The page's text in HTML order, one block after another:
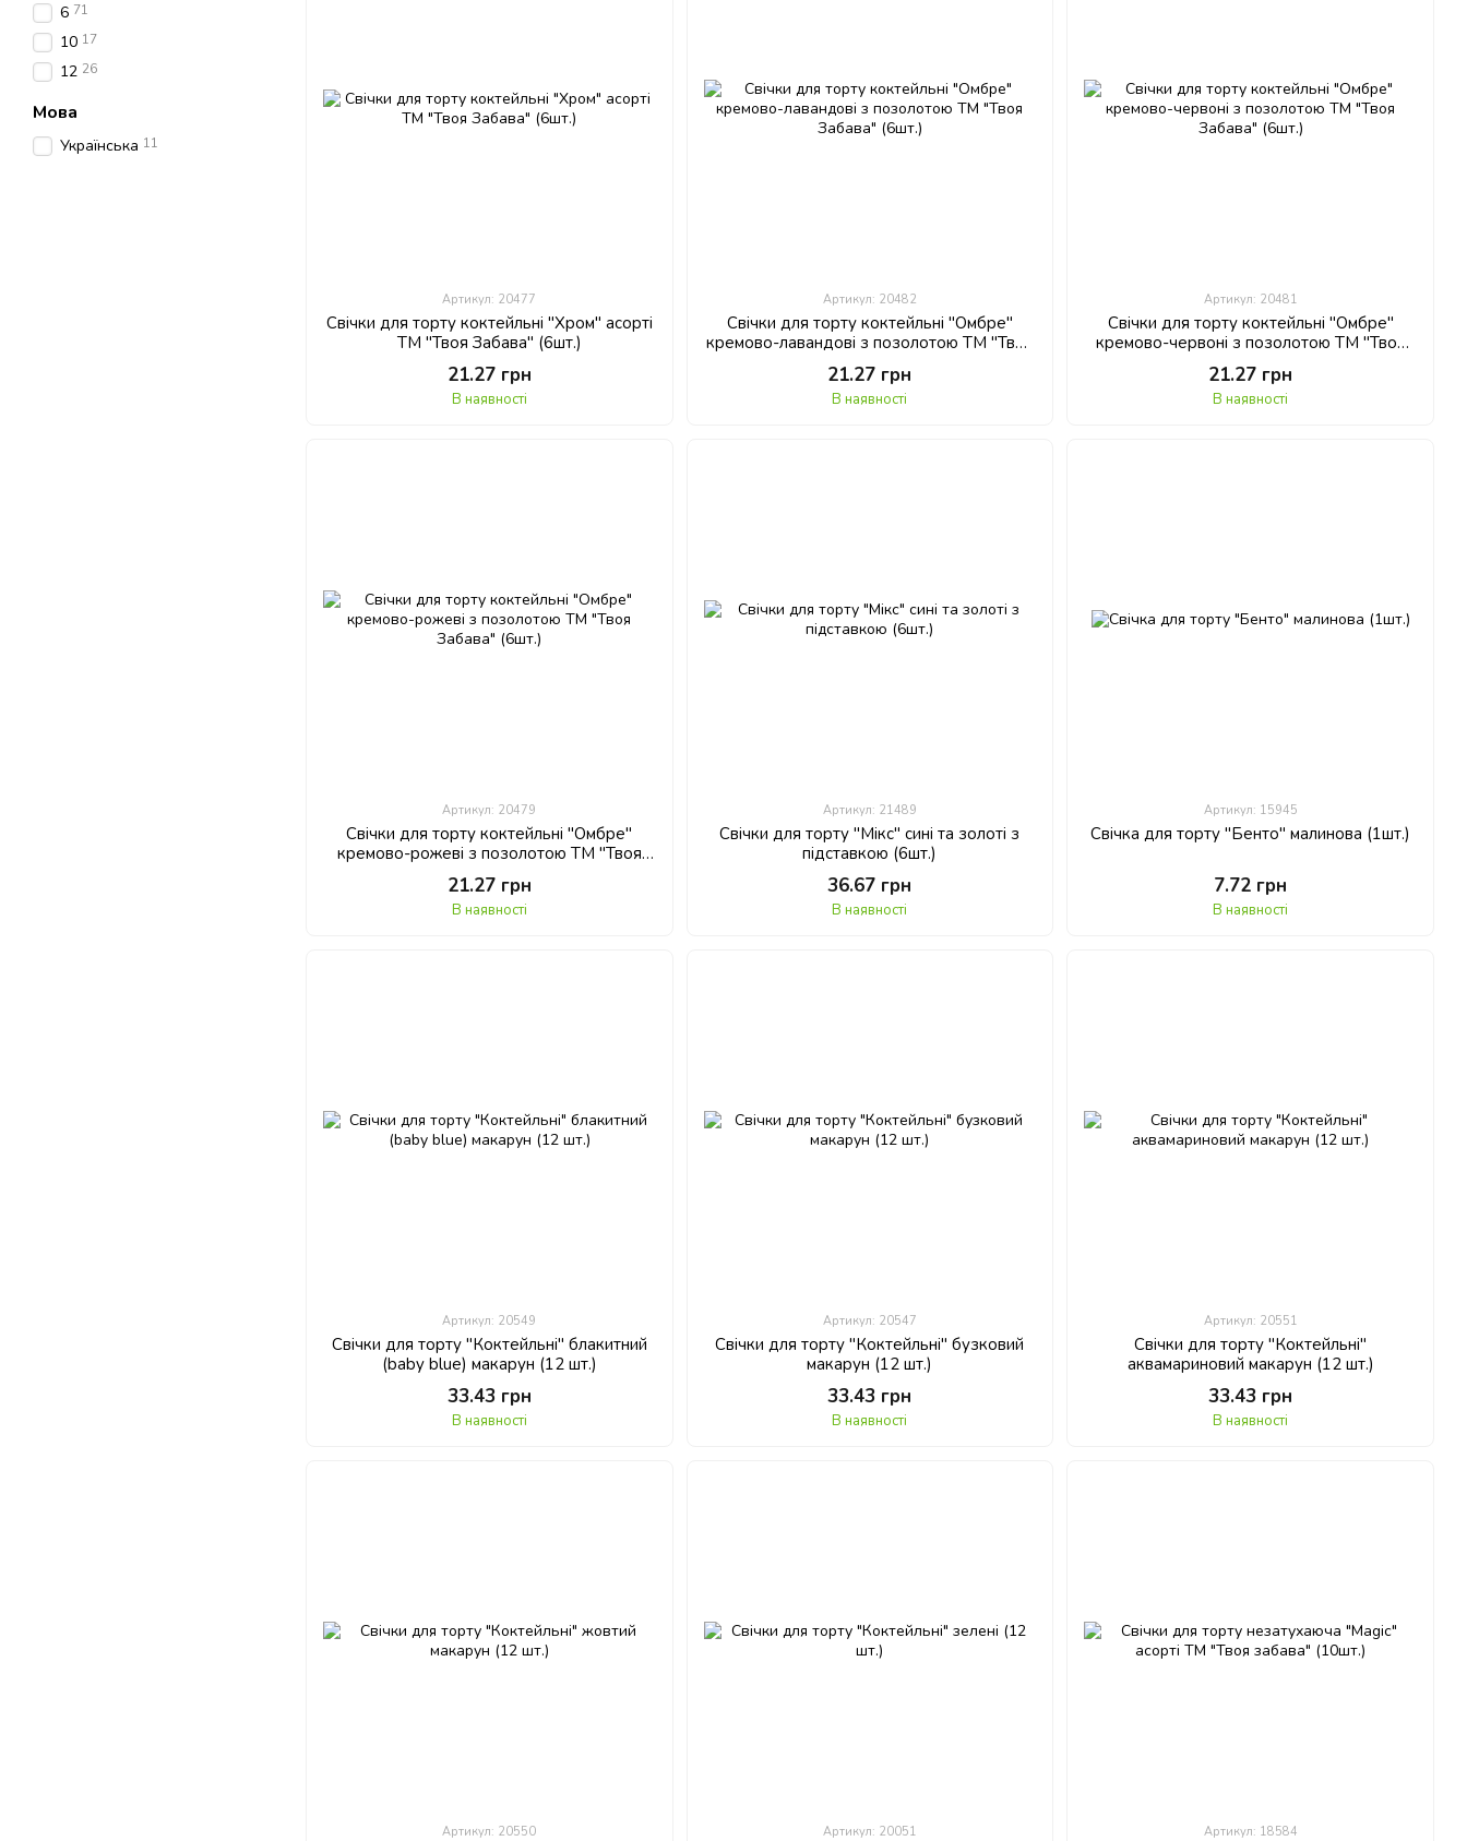
Артикул: 20477
Свічки для торту коктейльні "Хром" асорті
ТМ "Твоя Забава" (6шт.)
21.27 грн
В наявності
Артикул: 20482
Свічки для торту коктейльні "Омбре"
кремово-лавандові з позолотою ТМ "Твоя
Забава" (6шт.)
21.27 грн
В наявності
Артикул: 20481
Свічки для торту коктейльні "Омбре"
кремово-червоні з позолотою ТМ "Твоя
Забава" (6шт.)
21.27 грн
В наявності
Артикул: 20479
Свічки для торту коктейльні "Омбре"
кремово-рожеві з позолотою ТМ "Твоя
Забава" (6шт.)
21.27 грн
В наявності
Артикул: 21489
Свічки для торту "Мікс" сині та золоті з
підставкою (6шт.)
36.67 грн
В наявності
Артикул: 15945
Свічка для торту "Бенто" малинова (1шт.)
7.72 грн
В наявності
Артикул: 20549
Свічки для торту "Коктейльні" блакитний
(baby blue) макарун (12 шт.)
33.43 грн
В наявності
Артикул: 20547
Свічки для торту "Коктейльні" бузковий
макарун (12 шт.)
33.43 грн
В наявності
Артикул: 20551
Свічки для торту "Коктейльні"
аквамариновий макарун (12 шт.)
33.43 грн
В наявності
Артикул: 20550 Артикул: 20051 Артикул: 18584
6 71
10 17
12 26
Мова
Українська 11